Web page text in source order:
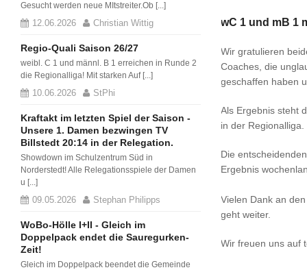
Gesucht werden neue MItstreiter.Ob [...]
12.06.2026 Christian Wittig
Regio-Quali Saison 26/27
weibl. C 1 und männl. B 1 erreichen in Runde 2
die Regionalliga! Mit starken Auf [...]
10.06.2026 StPhi
Kraftakt im letzten Spiel der Saison -
Unsere 1. Damen bezwingen TV
Billstedt 20:14 in der Relegation.
Showdown im Schulzentrum Süd in
Norderstedt! Alle Relegationsspiele der Damen
u [...]
09.05.2026 Stephan Philipps
WoBo-Hölle I+II - Gleich im
Doppelpack endet die Sauregurken-
Zeit!
Gleich im Doppelpack beendet die Gemeinde
wC 1 und mB 1
Wir gratulieren
Coaches, die
geschaffen haben
Als Ergebnis steht
in der Regionalliga.
Die
Ergebnis
Vielen Dank an
geht weiter.
Wir freuen uns auf